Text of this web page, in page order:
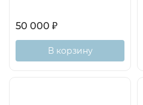
50 000 ₽
В корзину